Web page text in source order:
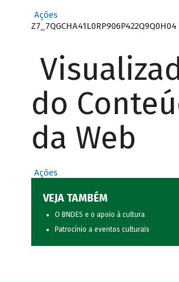
Ações
Z7_7QGCHA41L0RP906P422Q9Q0H04
do
da Web
Ações
VEJA TAMBÉM
O BNDES e o apoio à cultura
Patrocínio a eventos culturais